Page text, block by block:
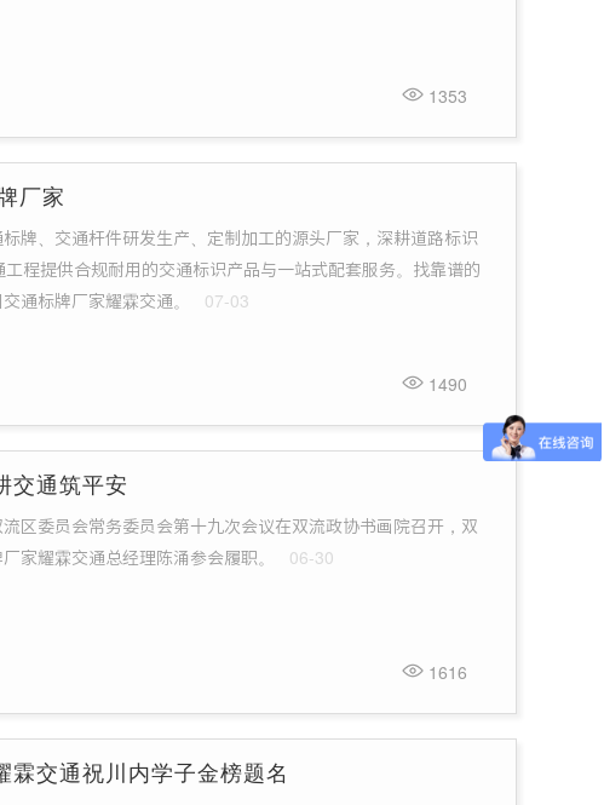
1353
厂家
牌、交通杆件研发生产、定制加工的源头厂家，深耕道路标识
程提供合规耐用的交通标识产品与一站式配套服务。找靠谱的
通标牌厂家耀霖交通。
07-03
1490
交通筑平安
区委员会常务委员会第十九次会议在双流政协书画院召开，双
家耀霖交通总经理陈涌参会履职。
06-30
1616
霖交通祝川内学子金榜题名